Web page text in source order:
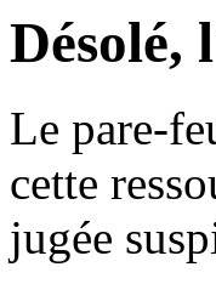
Désolé,
Le pare-
cette
jugée